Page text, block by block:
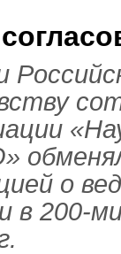
о
в 200-